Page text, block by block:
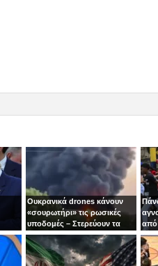
Ουκρανικά drones κάνουν
«σουρωτήρι» τις ρωσικές
υποδομές – Στερεύουν τα
καύσιμα του Πούτιν
από